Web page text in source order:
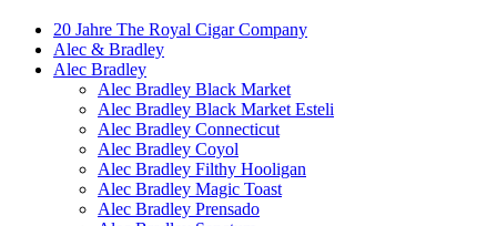
20 Jahre The Royal Cigar Company
Alec & Bradley
Alec Bradley
Alec Bradley Black Market
Alec Bradley Black Market Esteli
Alec Bradley Connecticut
Alec Bradley Coyol
Alec Bradley Filthy Hooligan
Alec Bradley Magic Toast
Alec Bradley Prensado